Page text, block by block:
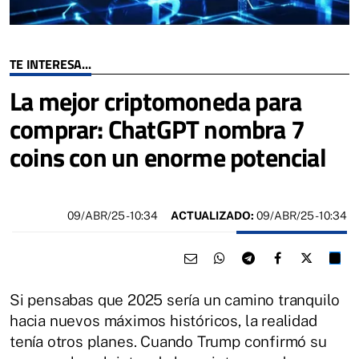
TE INTERESA...
La mejor criptomoneda para
comprar: ChatGPT nombra 7
coins con un enorme potencial
09/ABR/25- 10:34 ACTUALIZADO: 09/ABR/25 - 10:34
Si pensabas que 2025 sería un camino tranquilo
hacia nuevos máximos históricos, la realidad
tenía otros planes. Cuando Trump confirmó su